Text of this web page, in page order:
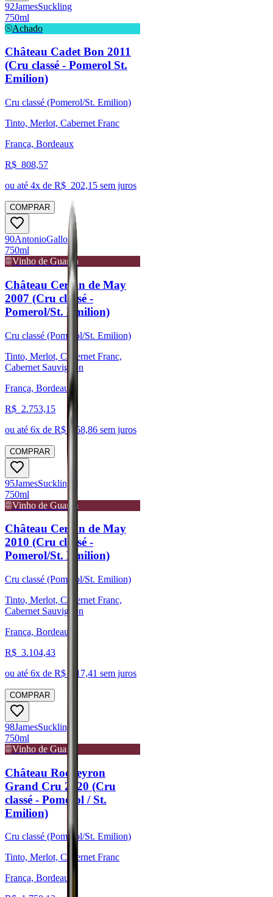
92JamesSuckling
750ml
Achado
Château Cadet Bon 2011
(Cru classé - Pomerol St.
Emilion)
Cru classé (Pomerol/St. Emilion)
Tinto, Merlot, Cabernet Franc
França, Bordeaux
R$ 808,57
ou até 4x de R$ 202,15 sem juros
COMPRAR
90AntonioGalloni
750ml
Vinho de Guarda
Château Certan de May
2007 (Cru classé -
Pomerol/St. Emilion)
Cru classé (Pomerol/St. Emilion)
Tinto, Merlot, Cabernet Franc,
Cabernet Sauvignon
França, Bordeaux
R$ 2.753,15
ou até 6x de R$ 458,86 sem juros
COMPRAR
95JamesSuckling
750ml
Vinho de Guarda
Château Certan de May
2010 (Cru classé -
Pomerol/St. Emilion)
Cru classé (Pomerol/St. Emilion)
Tinto, Merlot, Cabernet Franc,
Cabernet Sauvignon
França, Bordeaux
R$ 3.104,43
ou até 6x de R$ 517,41 sem juros
COMPRAR
98JamesSuckling
750ml
Vinho de Guarda
Château Rocheyron
Grand Cru 2020 (Cru
classé - Pomerol / St.
Emilion)
Cru classé (Pomerol/St. Emilion)
Tinto, Merlot, Cabernet Franc
França, Bordeaux